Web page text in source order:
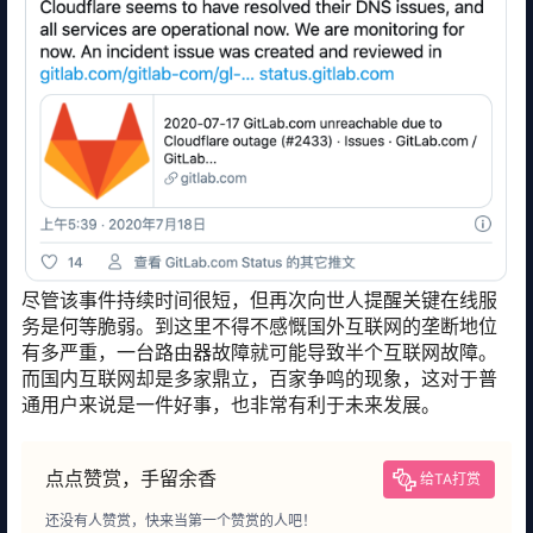
尽管该事件持续时间很短，但再次向世人提醒关键在线服
务是何等脆弱。到这里不得不感慨国外互联网的垄断地位
有多严重，一台路由器故障就可能导致半个互联网故障。
而国内互联网却是多家鼎立，百家争鸣的现象，这对于普
通用户来说是一件好事，也非常有利于未来发展。
点点赞赏，手留余香 给TA打赏
还没有人赞赏，快来当第一个赞赏的人吧！